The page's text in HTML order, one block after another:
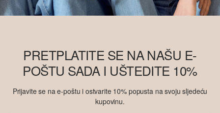
PRETPLATITE SE NA NAŠU E-
POŠTU SADA I UŠTEDITE 10%
Prijavite se na e-poštu i ostvarite 10% popusta na svoju sljedeću
kupovinu.